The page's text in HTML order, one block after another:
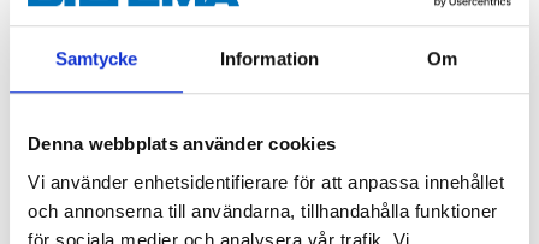
Samtycke Information Om
Denna webbplats använder cookies
Vi använder enhetsidentifierare för att anpassa innehållet
och annonserna till användarna, tillhandahålla funktioner
för sociala medier och analysera vår trafik. Vi
OBS!Alkaliskt rengöringsmedel – Läs varningstexten!
Använd skyddsglasögon och skyddshandskar.
ethoxylate, Sodium gluconate.